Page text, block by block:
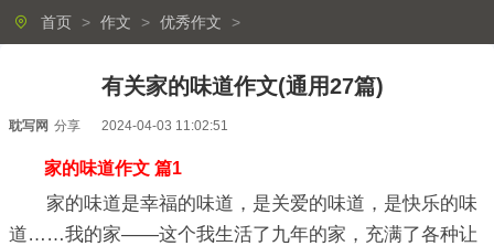
首页 > 作文 > 优秀作文 >
有关家的味道作文(通用27篇)
耽写网 分享 2024-04-03 11:02:51
家的味道作文 篇1
家的味道是幸福的味道，是关爱的味道，是快乐的味
道……我的家——这个我生活了九年的家，充满了各种让